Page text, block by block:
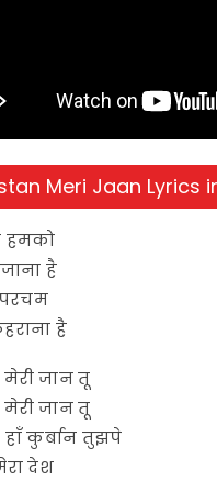
Meri Jaan Lyrics
हमको
है
है
मेरी जान तू
मेरी जान तू
कुर्बान तुझपे
देश